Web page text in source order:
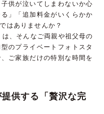
供が泣いてしまわないか心
」「追加料金がいくらかか
はありませんか？
、そんなご両親や祖父母の
のプライベートフォトスタ
ご家族だけの特別な時間を
供する「贅沢な完